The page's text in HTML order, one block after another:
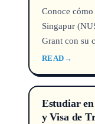
Conoce
Singapur
Grant con su
LTVP para
READ →
Estudiar
y Visa de